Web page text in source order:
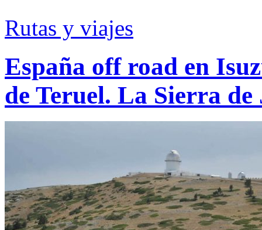
Rutas y viajes
España off road en
de Teruel. La Sierra